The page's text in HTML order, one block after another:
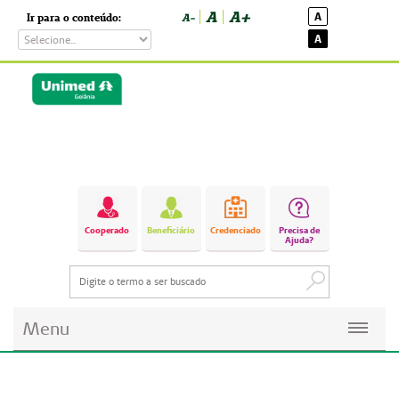
Ir para o conteúdo: A- A A+
A
A
Cooperado Beneficiário Credenciado
Precisa de
Ajuda?
Menu